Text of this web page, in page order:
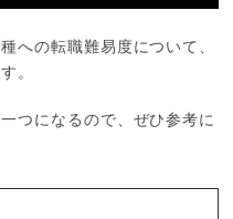
への転職難易度について、
。
つになるので、ぜひ参考に